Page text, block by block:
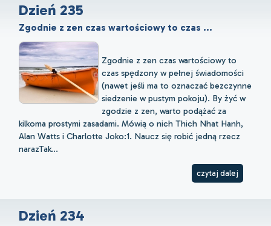
Dzień 235
Zgodnie z zen czas wartościowy to czas ...
Zgodnie z zen czas wartościowy to
czas spędzony w pełnej świadomości
(nawet jeśli ma to oznaczać bezczynne
siedzenie w pustym pokoju). By żyć w
zgodzie z zen, warto podążać za
kilkoma prostymi zasadami. Mówią o nich Thich Nhat Hanh,
Alan Watts i Charlotte Joko:1. Naucz się robić jedną rzecz
narazTak...
czytaj dalej
Dzień 234